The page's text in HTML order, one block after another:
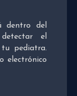
dentro del
el
pediatra.
electrónico